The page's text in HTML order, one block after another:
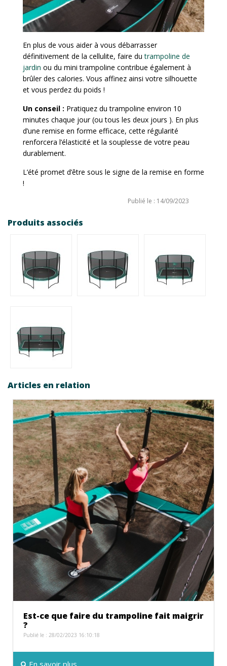
En plus de vous aider à vous débarrasser
définitivement de la cellulite, faire dutrampoline de
jardin ou du mini trampoline contribue également à
brûler des calories. Vous affinez ainsi votre silhouette
et vous perdez du poids !
Un conseil : Pratiquez du trampoline environ 10
minutes chaque jour (ou tous les deux jours ). En plus
d’une remise en forme efficace, cette régularité
renforcera l’élasticité et la souplesse de votre peau
durablement.
L’été promet d’être sous le signe de la remise en forme
!
Publié le : 14/09/2023
Produits associés
Articles en relation
Est-ce que faire du trampoline fait maigrir
?
Publié le : 28/02/2023 16:10:18
En savoir plus